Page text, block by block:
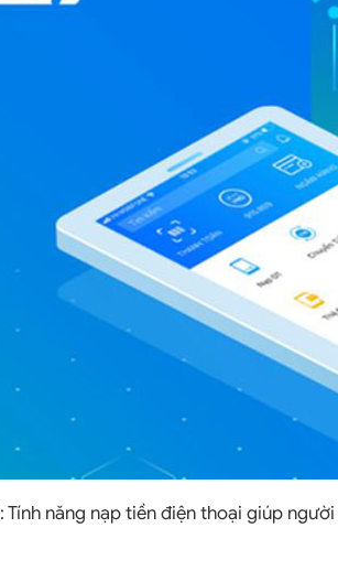
: Tính năng nạp tiền điện thoại giúp